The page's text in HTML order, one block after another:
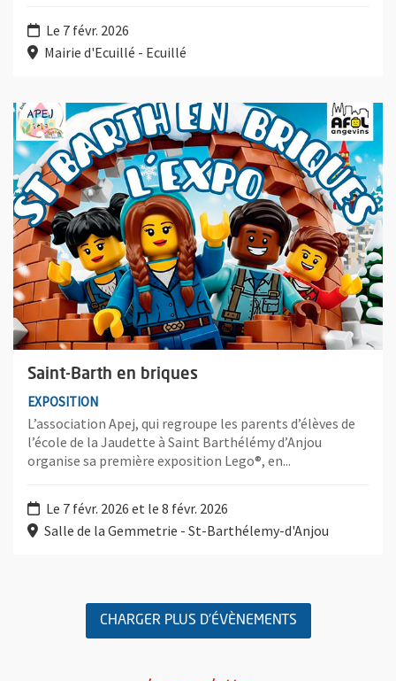
Le 7 févr. 2026
Mairie d'Ecuillé - Ecuillé
Saint-Barth en briques
EXPOSITION
L’association Apej, qui regroupe les parents d’élèves de
l’école de la Jaudette à Saint Barthélémy d’Anjou
organise sa première exposition Lego®, en...
Le 7 févr. 2026 et le 8 févr. 2026
Salle de la Gemmetrie - St-Barthélemy-d'Anjou
Plus d'information sur l'évènement : Saint-Barth en briques
CHARGER PLUS D'ÉVÈNEMENTS